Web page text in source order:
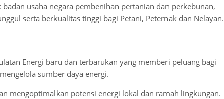
usaha negara pembenihan pertanian dan perkebunan,
serta berkualitas tinggi bagi Petani, Peternak dan Nelayan.
Energi baru dan terbarukan yang memberi peluang bagi
sumber daya energi.
mengoptimalkan potensi energi lokal dan ramah lingkungan.